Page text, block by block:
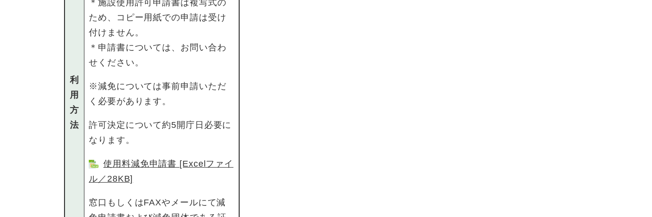
利
用
方
法
＊施設使用許可申請書は複写式の
ため、コピー用紙での申請は受け
付けません。
＊申請書については、お問い合わ
せください。
※減免については事前申請いただ
く必要があります。
許可決定について約5開庁日必要に
なります。
使用料減免申請書 [Excelファイ
ル／28KB]
窓口もしくはFAXやメールにて減